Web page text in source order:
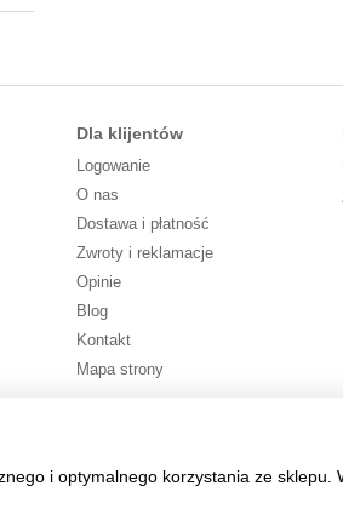
Dla klijentów
Logowanie
O nas
Dostawa i płatność
Zwroty i reklamacje
Opinie
Blog
Kontakt
Mapa strony
i optymalnego korzystania ze sklepu.